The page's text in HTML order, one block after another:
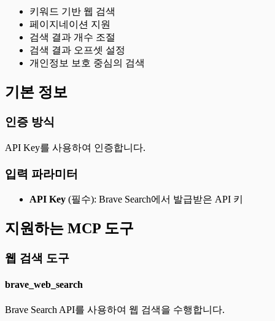
키워드 기반 웹 검색
페이지네이션 지원
검색 결과 개수 조절
검색 결과 오프셋 설정
개인정보 보호 중심의 검색
기본 정보
인증 방식
API Key를 사용하여 인증합니다.
입력 파라미터
API Key (필수): Brave Search에서 발급받은 API 키
지원하는 MCP 도구
웹 검색 도구
brave_web_search
Brave Search API를 사용하여 웹 검색을 수행합니다.